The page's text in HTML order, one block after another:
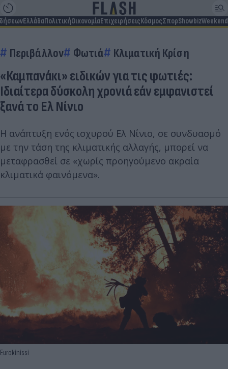
ΕλλάδαΠολιτικήΟικονομίαΕπιχειρήσειςΚόσμοςΣπορShowbizWeekend
Περιβάλλον Φωτιά Κλιματική Κρίση
«Καμπανάκι» ειδικών για τις φωτιές:
Ιδιαίτερα δύσκολη χρονιά εάν εμφανιστεί
ξανά το Ελ Νίνιο
Η ανάπτυξη ενός ισχυρού Ελ Νίνιο, σε συνδυασμό
με την τάση της κλιματικής αλλαγής, μπορεί να
μεταφρασθεί σε «χωρίς προηγούμενο ακραία
κλιματικά φαινόμενα».
Eurokinissi